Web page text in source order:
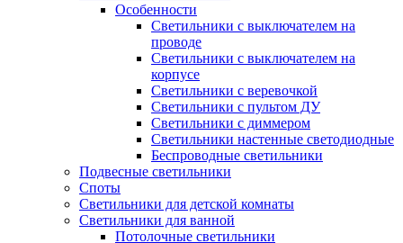
Особенности
Светильники с выключателем на
проводе
Светильники с выключателем на
корпусе
Светильники с веревочкой
Светильники с пультом ДУ
Светильники с диммером
Светильники настенные светодиодные
Беспроводные светильники
Подвесные светильники
Споты
Светильники для детской комнаты
Светильники для ванной
Потолочные светильники